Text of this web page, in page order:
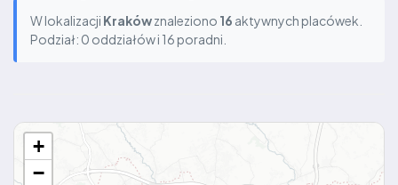
W lokalizacji Krakówznaleziono 16 aktywnych placówek.
Podział: 0 oddziałów i 16 poradni.
+
−